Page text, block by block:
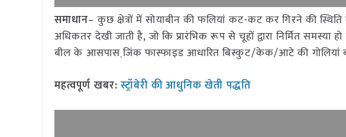
समाधान– कुछ क्षेत्रों में सोयाबीन की फलियां कट-कट कर गिरने की
अधिकतर देखी जाती है, जो कि प्रारंभिक रूप से चूहों द्वारा निर्मित
बील के आसपास जि़ंक फास्फाइड आधारित बिस्कुट/केक/आटे की गोलियां
महत्वपूर्ण खबर:स्ट्रॉबेरी की आधुनिक खेती पद्धति